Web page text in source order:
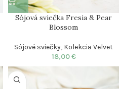
Sójová sviečka Fresia & Pear
Blossom
Sójové sviečky, Kolekcia Velvet
18,00€